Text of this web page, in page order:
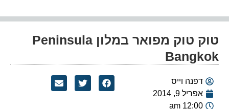
טוק טוק מפואר במלון Peninsula
Bangkok
דפנה וייס
אפריל 9, 2014
12:00 am